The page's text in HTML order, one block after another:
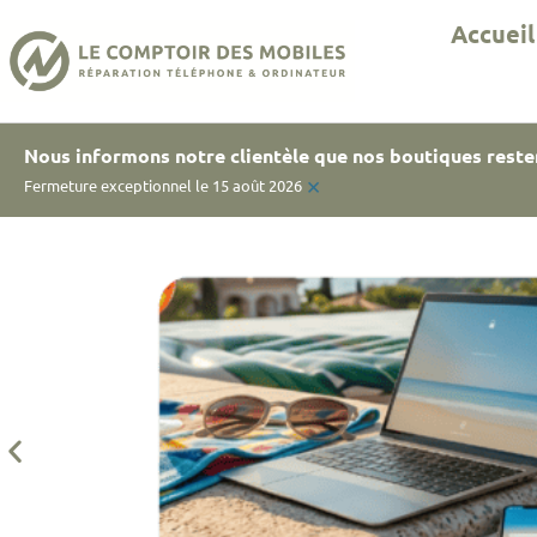
Accueil
Nous informons notre clientèle que nos boutiques
Fermeture exceptionnel le 15 août 2026 ×